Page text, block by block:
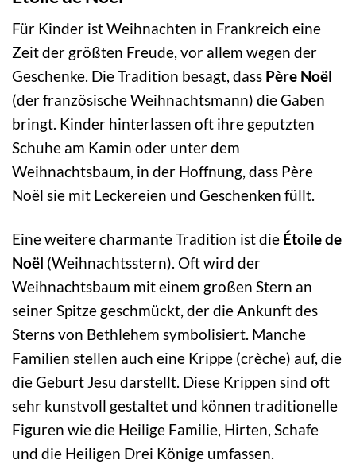
Für Kinder ist Weihnachten in Frankreich eine
Zeit der größten Freude, vor allem wegen der
Geschenke. Die Tradition besagt, dass Père Noël
(der französische Weihnachtsmann) die Gaben
bringt. Kinder hinterlassen oft ihre geputzten
Schuhe am Kamin oder unter dem
Weihnachtsbaum, in der Hoffnung, dass Père
Noël sie mit Leckereien und Geschenken füllt.
Eine weitere charmante Tradition ist die Étoile de
Noël (Weihnachtsstern). Oft wird der
Weihnachtsbaum mit einem großen Stern an
seiner Spitze geschmückt, der die Ankunft des
Sterns von Bethlehem symbolisiert. Manche
Familien stellen auch eine Krippe (crèche) auf, die
die Geburt Jesu darstellt. Diese Krippen sind oft
sehr kunstvoll gestaltet und können traditionelle
Figuren wie die Heilige Familie, Hirten, Schafe
und die Heiligen Drei Könige umfassen.